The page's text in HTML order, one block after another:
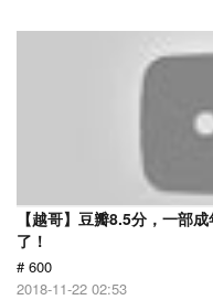
【越哥】豆瓣8.5分，一部
了！
# 600
2018-11-22 02:53